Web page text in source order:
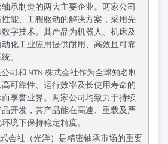
承制造的两大主要企业。两家公司
能、工程驱动的解决方案，采用先
字技术。其产品为机器人、机床及
动化工业应用提供耐用、高效且可靠
。
公司和 NTN 株式会社作为全球知名制
可靠性、运行效率及长使用寿命的
享誉业界。两家公司均致力于持续
开发，其产品能在高速、重载及严
境下保持稳定精度。
式会社（光洋）是精密轴承市场的重要